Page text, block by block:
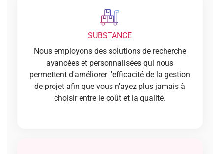
SUBSTANCE
Nous employons des solutions de recherche
avancées et personnalisées qui nous
permettent d'améliorer l'efficacité de la gestion
de projet afin que vous n'ayez plus jamais à
choisir entre le coût et la qualité.